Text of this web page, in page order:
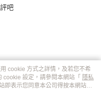
吧
cookie 方式之詳情，及若您不希
cookie 設定，請參閱本網站「 隱私
即表示您同意本公司得按本網站使